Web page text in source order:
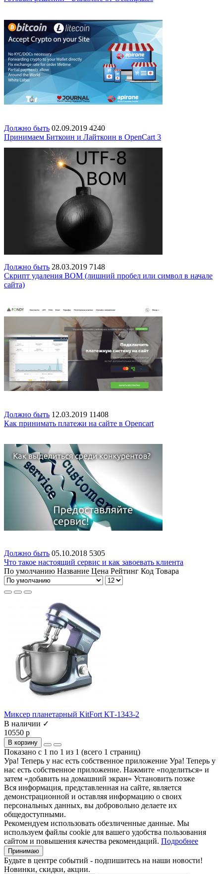
Должно быть 02.09.2019 4240
Принимаем Биткоин и Лайткоин в OpenСart 3
Должно быть 28.03.2019 7148
Скрипт удаления BOM (лишний пробел или символ в начале
сайта)
Должно быть 12.03.2019 11408
Как принимать платежи на сайте в Opencart
Должно быть 05.10.2018 5305
Что такое настоящий сервис и как завоевать клиента
По умолчанию Название Цена Рейтинг Код Товара
Миксер планетарный KitFort КТ-1343-2
В наличии ✓
10550 р
В корзину
Показано с 1 по 1 из 1 (всего 1 страниц)
Ура! Теперь у нас есть собственное приложение Ура! Теперь у
нас есть собственное приложение. Нажмите «поделиться» и
затем «добавить на домашний экран» Установить позже
Вся информация, представленная на сайте, является
демонстрационной и оставляя информацию о своих
персональных данных, вы добровольно делаете их
общедоступными.
Рекомендуем использовать обезличенные данные. Мы
используем файлы cookie для вашего удобства пользования
сайтом и повышения качества рекомендаций. Подробнее
Принимаю
Будьте в центре событий - подпишитесь на наши новости!
Новинки, скидки, акции.